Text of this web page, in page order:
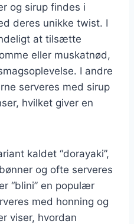
og sirup findes i
deres unikke twist. I
at tilsætte
eller muskatnød,
I andre
serveres med sirup
hvilket giver en
kaldet “dorayaki”,
og ofte serveres
“blini” en populær
med honning og
viser, hvordan